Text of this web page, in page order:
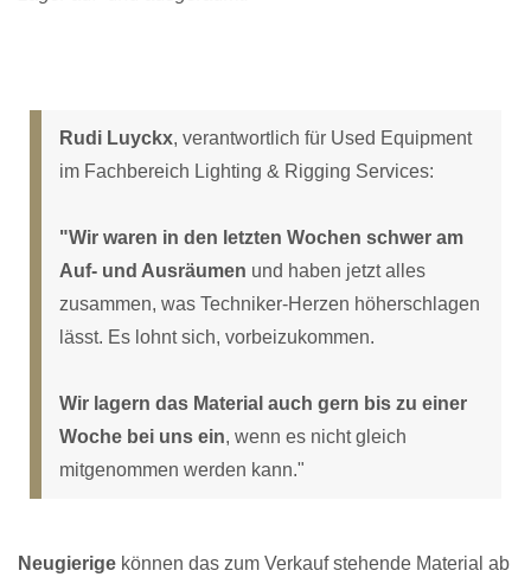
Rudi Luyckx, verantwortlich für Used Equipment
im Fachbereich Lighting & Rigging Services:
"Wir waren in den letzten Wochen schwer am
Auf- und Ausräumen und haben jetzt alles
zusammen, was Techniker-Herzen höherschlagen
lässt. Es lohnt sich, vorbeizukommen.
Wir lagern das Material auch gern bis zu einer
Woche bei uns ein, wenn es nicht gleich
mitgenommen werden kann."
Neugierige können das zum Verkauf stehende Material ab